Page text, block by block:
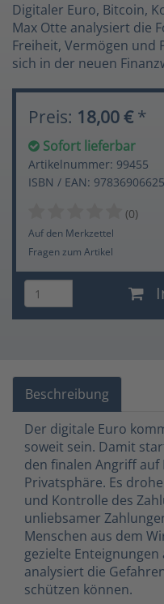
Digitaler Euro, Bitcoin,
Max Otte analysiert die
Freiheit, Vermögen und
sich in der neuen
Preis: 18,00 € *
Sofort lieferbar
Artikelnummer: 99455
ISBN / EAN:
(0)
Auf den Merkzettel
Fragen zum Artikel
Beschreibung
Der digitale Euro
soweit sein. Damit
den finalen Angriff
Privatsphäre. Es
und Kontrolle des
unliebsamer
Menschen aus dem
gezielte
analysiert die
schützen können.